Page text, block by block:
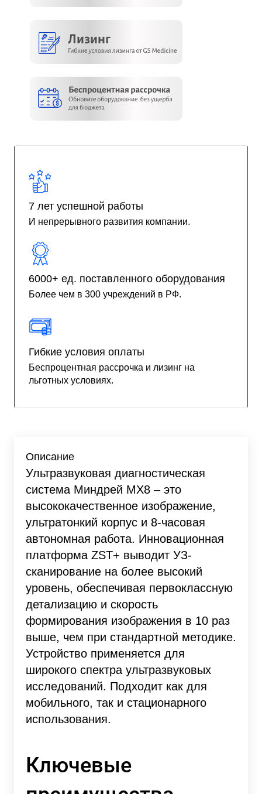
7 лет успешной работы
И непрерывного развития компании.
6000+ ед. поставленного оборудования
Более чем в 300 учреждений в РФ.
Гибкие условия оплаты
Беспроцентная рассрочка и лизинг на
льготных условиях.
Описание
Ультразвуковая диагностическая
система Миндрей МХ8 – это
высококачественное изображение,
ультратонкий корпус и 8-часовая
автономная работа. Инновационная
платформа ZST+ выводит УЗ-
сканирование на более высокий
уровень, обеспечивая первоклассную
детализацию и скорость
формирования изображения в 10 раз
выше, чем при стандартной методике.
Устройство применяется для
широкого спектра ультразвуковых
исследований. Подходит как для
мобильного, так и стационарного
использования.
Ключевые